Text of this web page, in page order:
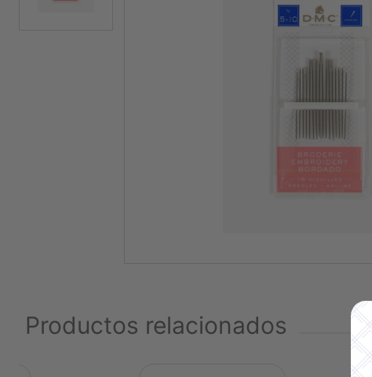
Productos relacionados